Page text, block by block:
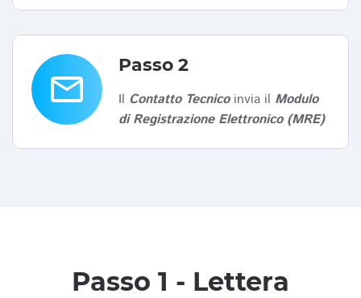
email
Passo 2
Il Contatto Tecnicoinvia il Modulo
di Registrazione Elettronico (MRE)
Passo 1 - Lettera